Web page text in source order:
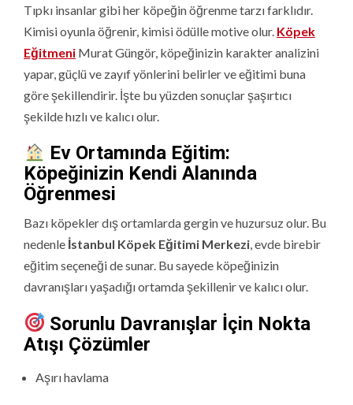
Tıpkı insanlar gibi her köpeğin öğrenme tarzı farklıdır.
Kimisi oyunla öğrenir, kimisi ödülle motive olur. Köpek
Eğitmeni Murat Güngör, köpeğinizin karakter analizini
yapar, güçlü ve zayıf yönlerini belirler ve eğitimi buna
göre şekillendirir. İşte bu yüzden sonuçlar şaşırtıcı
şekilde hızlı ve kalıcı olur.
Ev Ortamında Eğitim:
Köpeğinizin Kendi Alanında
Öğrenmesi
Bazı köpekler dış ortamlarda gergin ve huzursuz olur. Bu
nedenle İstanbul Köpek Eğitimi Merkezi, evde birebir
eğitim seçeneği de sunar. Bu sayede köpeğinizin
davranışları yaşadığı ortamda şekillenir ve kalıcı olur.
Sorunlu Davranışlar İçin Nokta
Atışı Çözümler
Aşırı havlama